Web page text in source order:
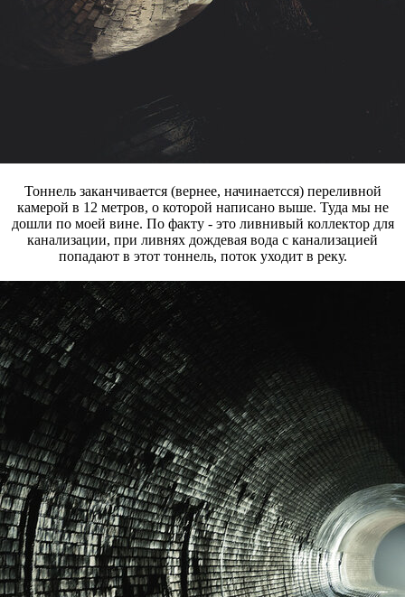
Тоннель заканчивается (вернее, начинаетсся) переливной
камерой в 12 метров, о которой написано выше. Туда мы не
дошли по моей вине. По факту - это ливнивый коллектор для
канализации, при ливнях дождевая вода с канализацией
попадают в этот тоннель, поток уходит в реку.